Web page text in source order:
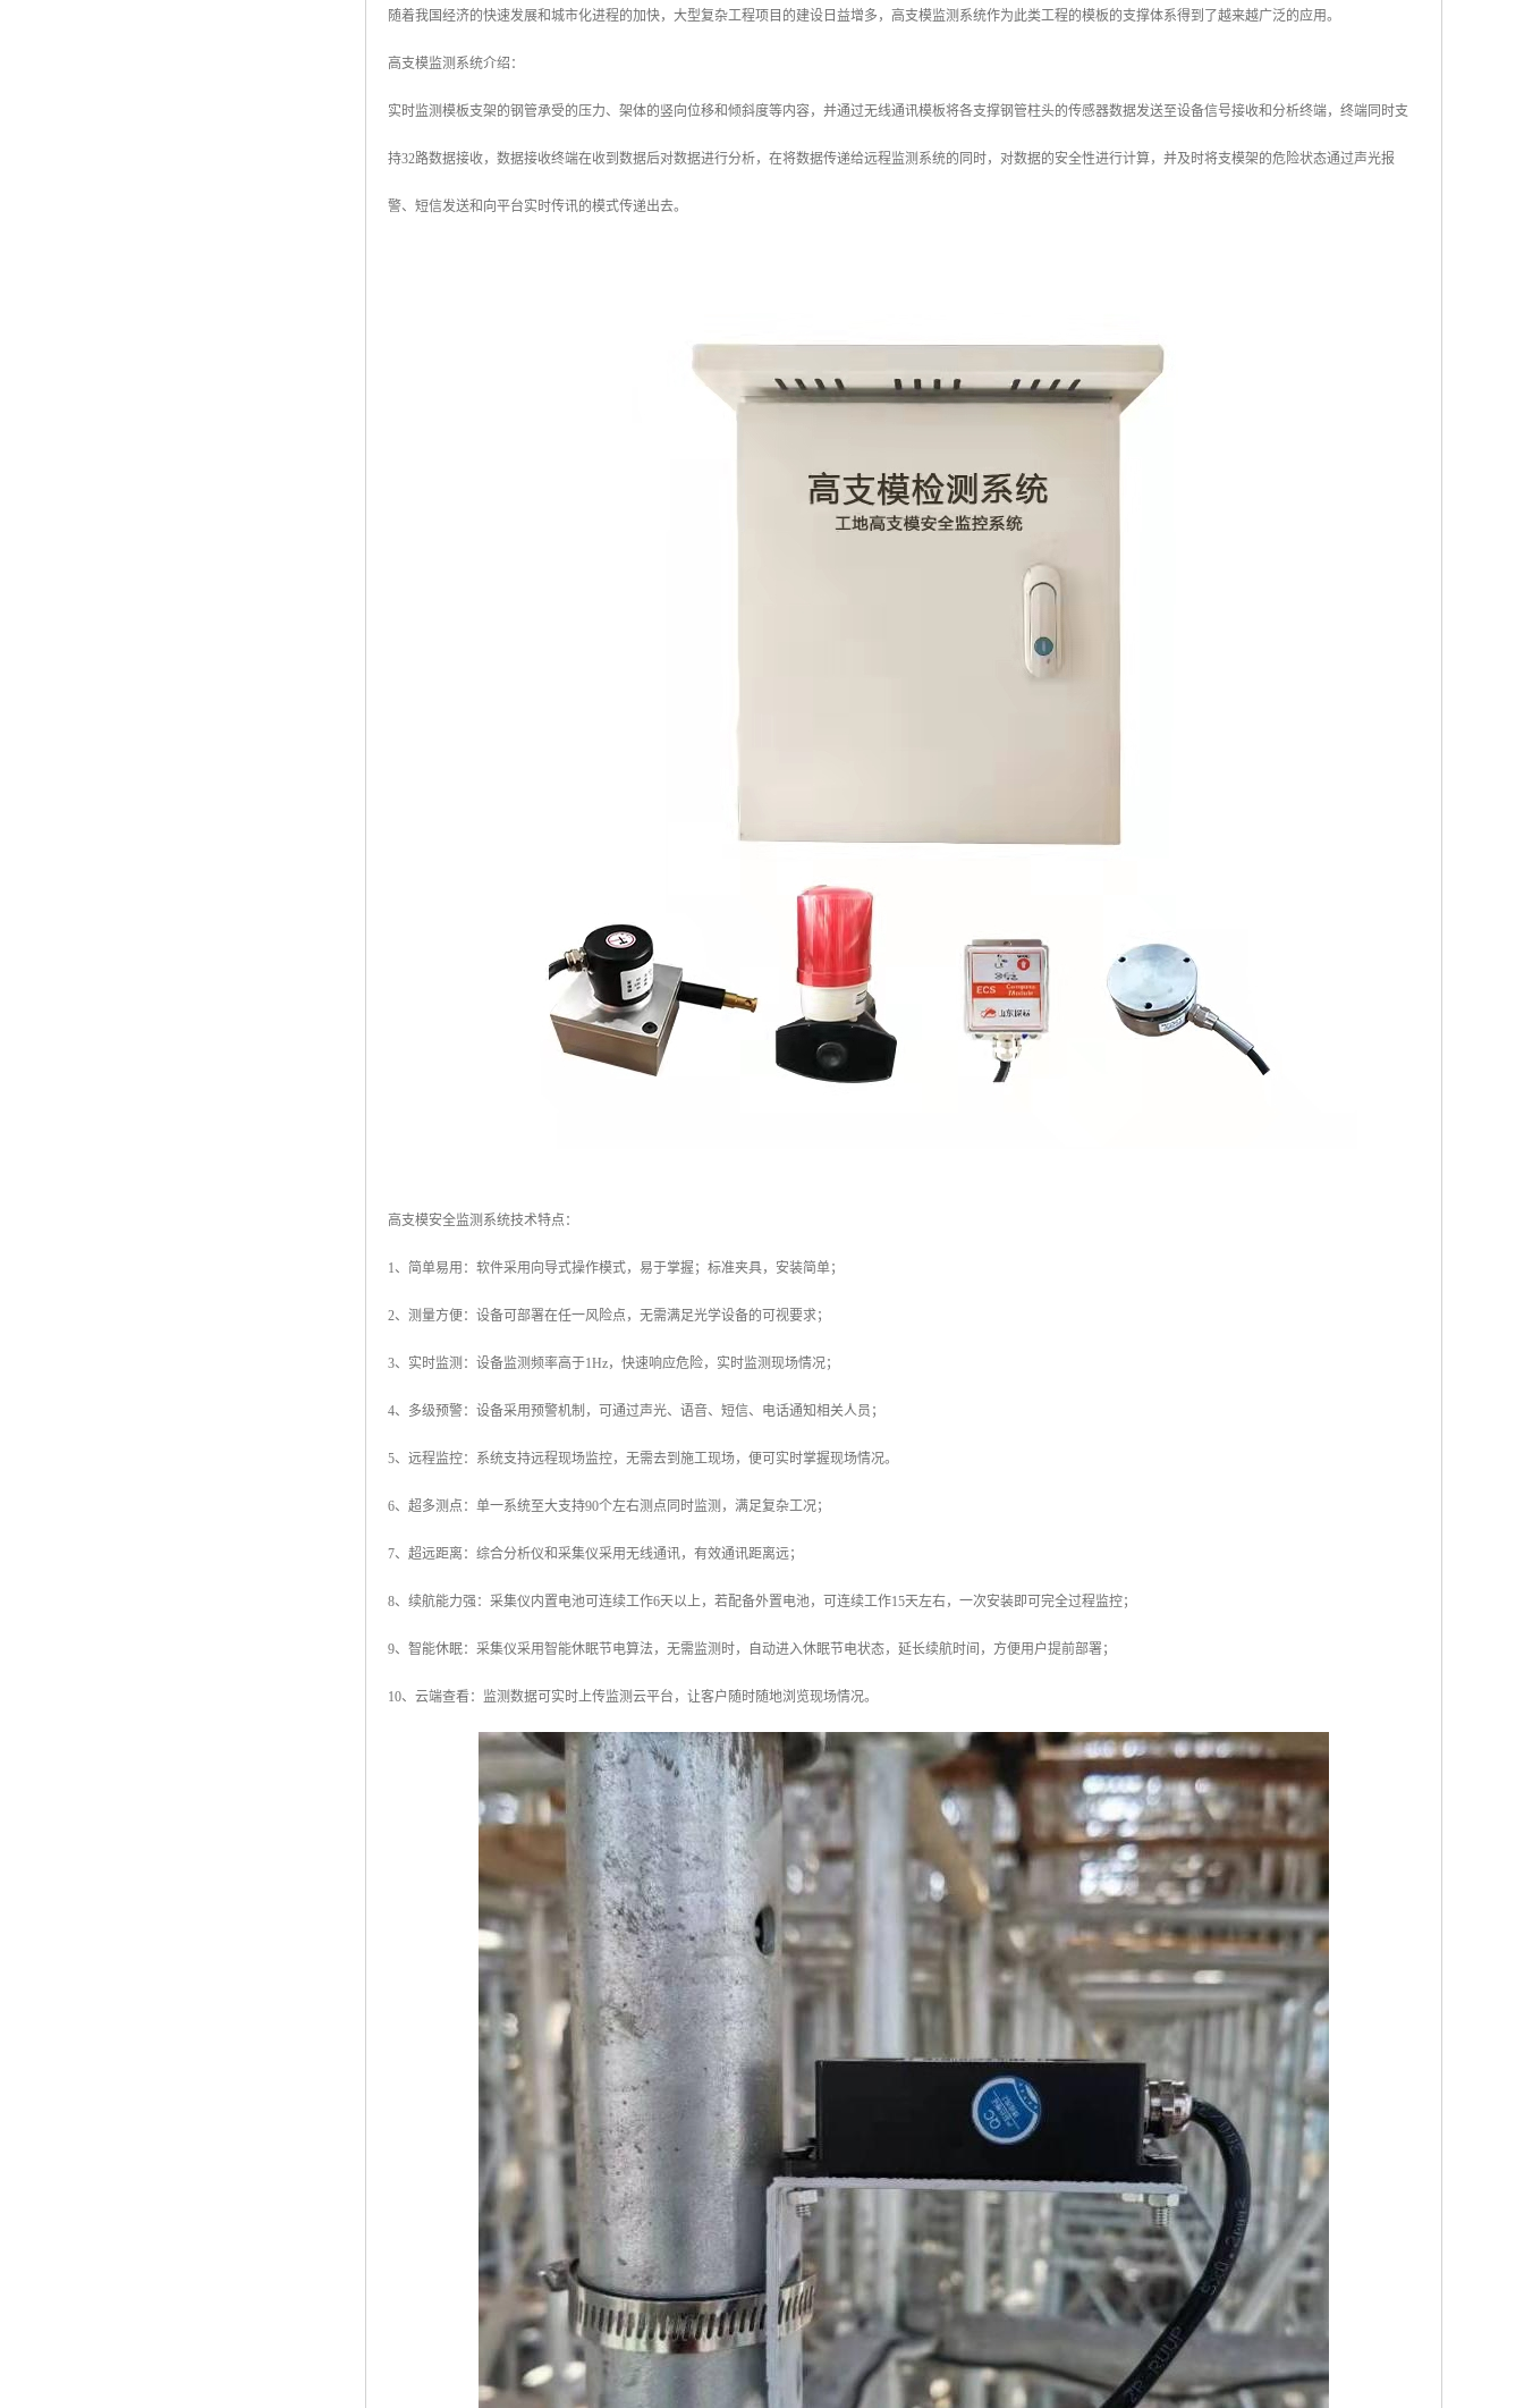
随着我国经济的快速发展和城市化进程的加快，大型复杂工程项目的建设日益增多，高支模监测系统作为此类工程的模板的支撑体系得到了越来越广泛的应用。
高支模监测系统介绍：
实时监测模板支架的钢管承受的压力、架体的竖向位移和倾斜度等内容，并通过无线通讯模板将各支撑钢管柱头的传感器数据发送至设备信号接收和分析终端，终端同时支
持32路数据接收，数据接收终端在收到数据后对数据进行分析，在将数据传递给远程监测系统的同时，对数据的安全性进行计算，并及时将支模架的危险状态通过声光报
警、短信发送和向平台实时传讯的模式传递出去。
高支模安全监测系统技术特点：
1、简单易用：软件采用向导式操作模式，易于掌握；标准夹具，安装简单；
2、测量方便：设备可部署在任一风险点，无需满足光学设备的可视要求；
3、实时监测：设备监测频率高于1Hz，快速响应危险，实时监测现场情况；
4、多级预警：设备采用预警机制，可通过声光、语音、短信、电话通知相关人员；
5、远程监控：系统支持远程现场监控，无需去到施工现场，便可实时掌握现场情况。
6、超多测点：单一系统至大支持90个左右测点同时监测，满足复杂工况；
7、超远距离：综合分析仪和采集仪采用无线通讯，有效通讯距离远；
8、续航能力强：采集仪内置电池可连续工作6天以上，若配备外置电池，可连续工作15天左右，一次安装即可完全过程监控；
9、智能休眠：采集仪采用智能休眠节电算法，无需监测时，自动进入休眠节电状态，延长续航时间，方便用户提前部署；
10、云端查看：监测数据可实时上传监测云平台，让客户随时随地浏览现场情况。